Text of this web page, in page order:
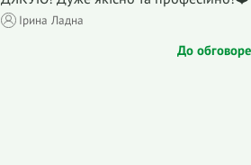
Iрина Ладна
До